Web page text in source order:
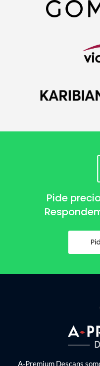
Pide
A-Premium Descans